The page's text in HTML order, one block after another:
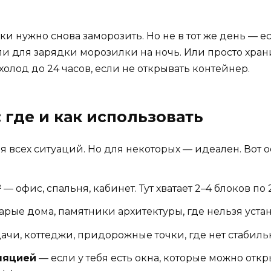
нужно снова заморозить. Но не в тот же день —
для зарядки морозилки на ночь. Или просто
до 24 часов, если не открывать контейнер.
и как использовать
всех ситуаций. Но для некоторых — идеален. Вот
— офис, спальня, кабинет. Тут хватает 2–4 блоков по
дома, памятники архитектуры, где нельзя
коттеджи, придорожные точки, где нет
— если у тебя есть окна, которые можно